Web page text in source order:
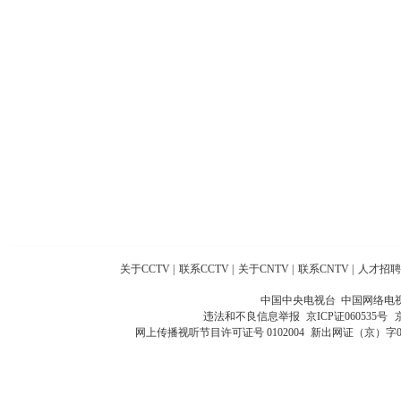
关于CCTV 联系CCTV 关于CNTV 联系CNTV 人才招聘
中国中央电视台 中国网络电
违法和不良信息举报 京ICP证060535号
网上传播视听节目许可证号 0102004 新出网证（京）